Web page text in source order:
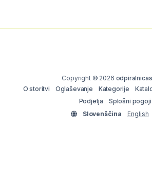
Copyright © 2026
O storitvi
Oglaševanje Kategorije
Podjetja
Splošni pogoji
Slovenščina
English